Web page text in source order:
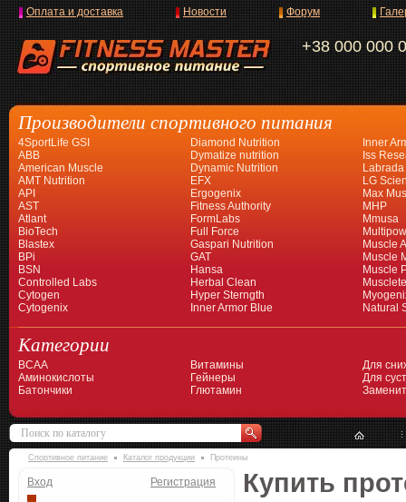
+38 000 000
Оплата и доставка Новости Форум
Производители спортивного питания
4SportLife GSI
ABB
American Muscle
AMT Nutrition
API
AST
Atlant
BioTech
Blastex
BPi
BSN
Controlled Labs
Cytogen
Cytogenix
Diamond Nutrition
Dymatize nutrition
Dynamic Nutrition
EFX
Ergogenix
Fitness Authority
FormLabs
Full Force
Gaspari Nutrition
GAT
Hansa
Herbal Clean
Hyper Sterngth
Inner Armor Blue
Inner
Iss
Labrada
LG
Max
MHP
Mmusa
Muscle
Muscle
Muscle
Natural
Категории
BCAA
Аминокислоты
Батончики
Витамины
Гейнеры
Глютамин
Для
Для
Спортивное питание Каталог продукции Протеины
Вход Регистрация Купить